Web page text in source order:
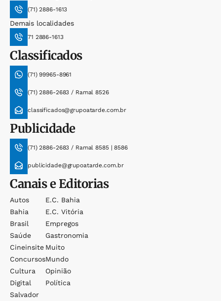
(71) 2886-1613
Demais localidades
71 2886-1613
Classificados
(71) 99965-8961
(71) 2886-2683 / Ramal 8526
classificados@grupoatarde.com.br
Publicidade
(71) 2886-2683 / Ramal 8585 | 8586
publicidade@grupoatarde.com.br
Canais e Editorias
Autos
Bahia
Brasil
Saúde
Cineinsite
Concursos
Cultura
Digital
Salvador
E.c. Bahia
E.c. Vitória
Empregos
Gastronomia
Muito
Mundo
Opinião
Política